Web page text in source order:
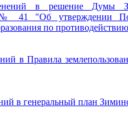
в решение Думы
41 "Об утверждении
по
в Правила
в генеральный план